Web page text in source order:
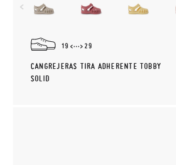
19 29
CANGREJERAS TIRA ADHERENTE TOBBY
SOLID